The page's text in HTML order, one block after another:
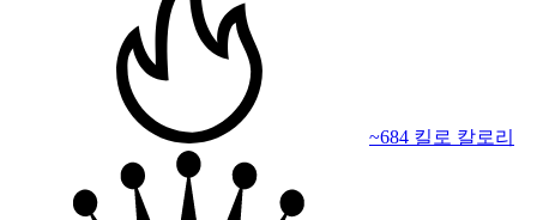
~684 킬로 칼로리